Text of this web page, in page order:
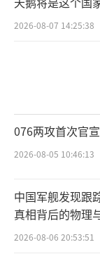
2026-08-07 14:25:38
076两攻首次官
2026-08-05 10:46:13
中国军舰发现跟
真相背后的物理
2026-08-06 20:53:51